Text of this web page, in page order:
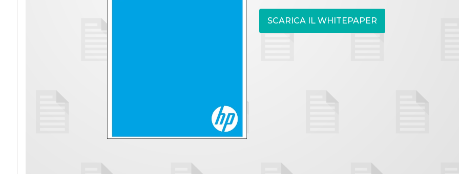
SCARICA IL WHITEPAPER